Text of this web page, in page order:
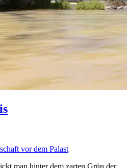
vor dem Palast
man hinter dem zarten Grün der